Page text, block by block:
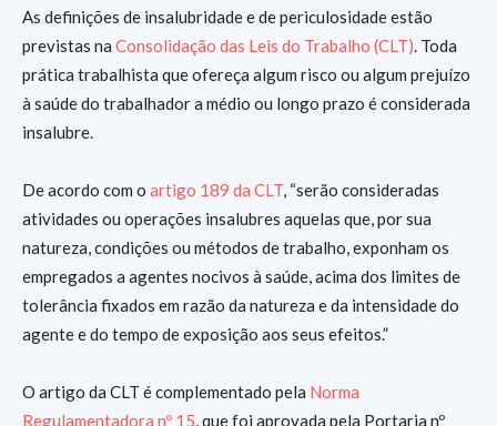
As definições de insalubridade e de periculosidade estão
previstas na Consolidação das Leis do Trabalho (CLT). Toda
prática trabalhista que ofereça algum risco ou algum prejuízo
à saúde do trabalhador a médio ou longo prazo é considerada
insalubre.
De acordo com o artigo 189 da CLT, “serão consideradas
atividades ou operações insalubres aquelas que, por sua
natureza, condições ou métodos de trabalho, exponham os
empregados a agentes nocivos à saúde, acima dos limites de
tolerância fixados em razão da natureza e da intensidade do
agente e do tempo de exposição aos seus efeitos.”
O artigo da CLT é complementado pela Norma
Regulamentadora nº 15, que foi aprovada pela Portaria nº